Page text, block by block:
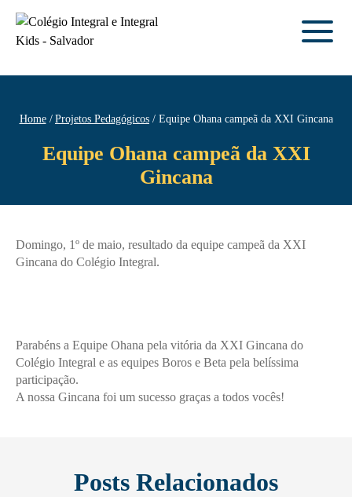
Home Projetos Pedagógicos Equipe Ohana campeã da XXI Gincana
Equipe Ohana campeã da XXI
Gincana
Domingo, 1º de maio, resultado da equipe campeã da XXI
Gincana do Colégio Integral.
Parabéns a Equipe Ohana pela vitória da XXI Gincana do
Colégio Integral e as equipes Boros e Beta pela belíssima
participação.
A nossa Gincana foi um sucesso graças a todos vocês!
Posts Relacionados